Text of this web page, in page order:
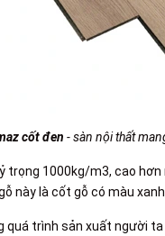
cốt đen - sàn nội thất
trọng 1000kg/m3, cao
này là cốt gỗ có màu
quá trình sản xuất người